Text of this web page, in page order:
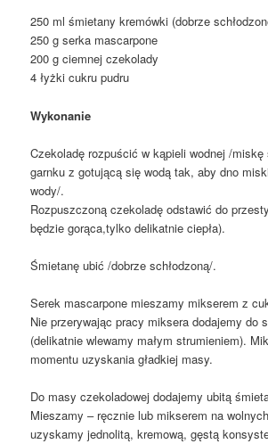
250 ml śmietany kremówki (dobrze
250 g serka mascarpone
200 g ciemnej czekolady
4 łyżki cukru pudru
Wykonanie
Czekoladę rozpuścić w kąpieli wodnej /
garnku z gotującą się wodą tak, aby dno
wody/.
Rozpuszczoną czekoladę odstawić do
będzie gorąca,tylko delikatnie ciepła).
Śmietanę ubić /dobrze schłodzoną/.
Serek mascarpone mieszamy mikserem z
Nie przerywając pracy miksera dodajemy do
(delikatnie wlewamy małym strumieniem).
momentu uzyskania gładkiej masy.
Do masy czekoladowej dodajemy ubitą
Mieszamy – ręcznie lub mikserem na
uzyskamy jednolitą, kremową, gęstą